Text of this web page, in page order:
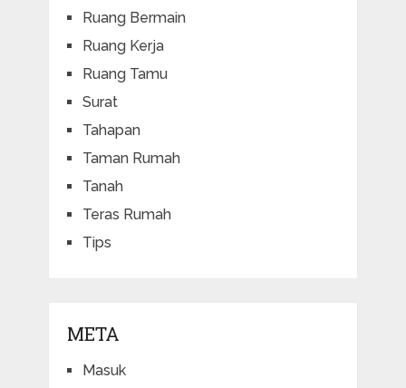
Ruang Bermain
Ruang Kerja
Ruang Tamu
Surat
Tahapan
Taman Rumah
Tanah
Teras Rumah
Tips
META
Masuk